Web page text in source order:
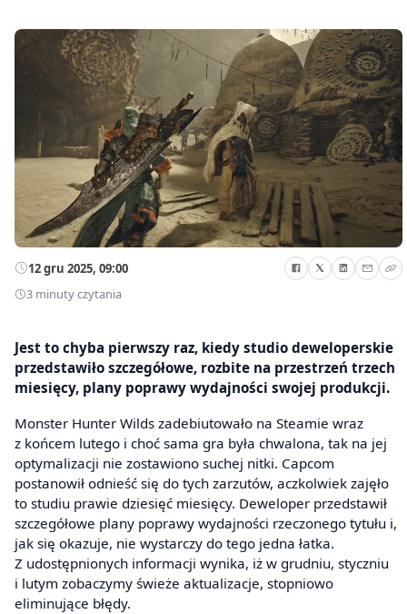
12 gru 2025, 09:00
3 minuty czytania
Jest to chyba pierwszy raz, kiedy studio deweloperskie
przedstawiło szczegółowe, rozbite na przestrzeń trzech
miesięcy, plany poprawy wydajności swojej produkcji.
Monster Hunter Wilds zadebiutowało na Steamie wraz
z końcem lutego i choć sama gra była chwalona, tak na jej
optymalizacji nie zostawiono suchej nitki. Capcom
postanowił odnieść się do tych zarzutów, aczkolwiek zajęło
to studiu prawie dziesięć miesięcy. Deweloper przedstawił
szczegółowe plany poprawy wydajności rzeczonego tytułu i,
jak się okazuje, nie wystarczy do tego jedna łatka.
Z udostępnionych informacji wynika, iż w grudniu, styczniu
i lutym zobaczymy świeże aktualizacje, stopniowo
eliminujące błędy.